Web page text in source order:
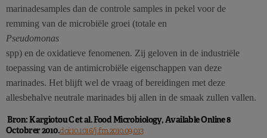
marinadesamples dan de controle samples in pekel voor de
remming van de microbiële groei (totale en
Pseudomonas
spp) en de oxidatieve fenomenen. Zij geloven in de industriële
toepassing van de antimicrobiële eigenschappen van deze
marinades. Het blijft wel de vraag of bereidingen met deze
allesbehalve neutrale marinades bij allen in de smaak zullen vallen.
Bron: Kargiotou C et al. Food Microbiology, Available Online 8
Octobrer 2010.doi:10.1016/j.fm.2010.09.013